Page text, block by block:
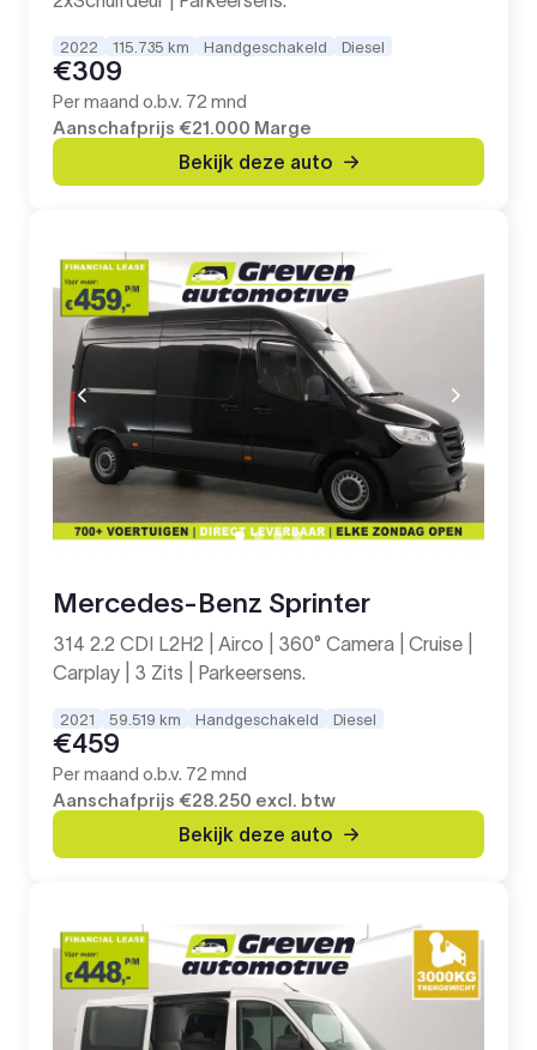
2022 115.735 km Handgeschakeld Diesel
€309
Per maand o.b.v. 72 mnd
Aanschafprijs €21.000 Marge
Bekijk deze auto
Mercedes-Benz Sprinter
314 2.2 CDI L2H2 | Airco | 360° Camera | Cruise |
Carplay | 3 Zits | Parkeersens.
2021 59.519 km Handgeschakeld Diesel
€459
Per maand o.b.v. 72 mnd
Aanschafprijs €28.250 excl. btw
Bekijk deze auto